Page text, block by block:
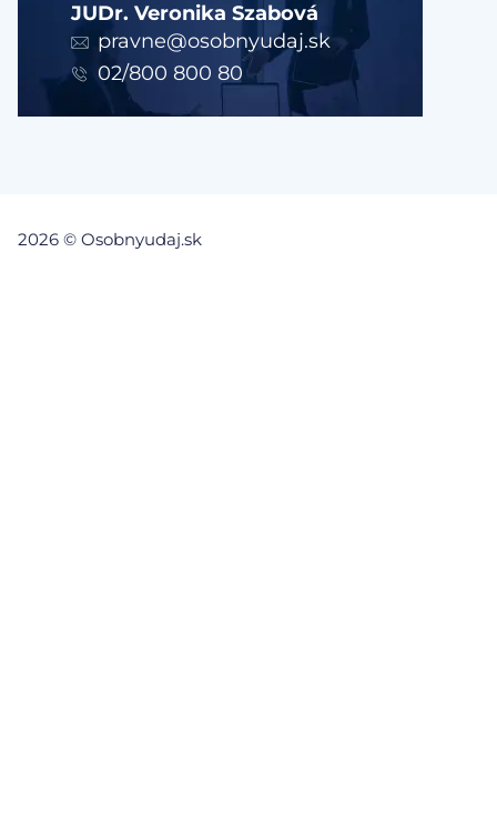
JUDr. Veronika Szabová
pravne@osobnyudaj.sk
02/800 800 80
2026 © Osobnyudaj.sk